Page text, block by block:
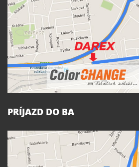
PRÍJAZD DO BA